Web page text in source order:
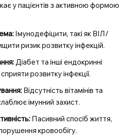
у пацієнтів з активною формою
Імунодефіцити, такі як ВІЛ/
ризик розвитку інфекцій.
Діабет та інші ендокринні
розвитку інфекції.
Відсутність вітамінів та
імунний захист.
Пасивний спосіб життя,
кровообігу.